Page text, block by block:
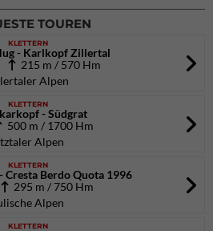
TOUREN
KLETTERN
- Karlkopf Zillertal
215 m / 570 Hm
Alpen
KLETTERN
- Südgrat
500 m / 1700 Hm
Alpen
KLETTERN
Cresta Berdo Quota 1996
295 m / 750 Hm
Alpen
KLETTERN